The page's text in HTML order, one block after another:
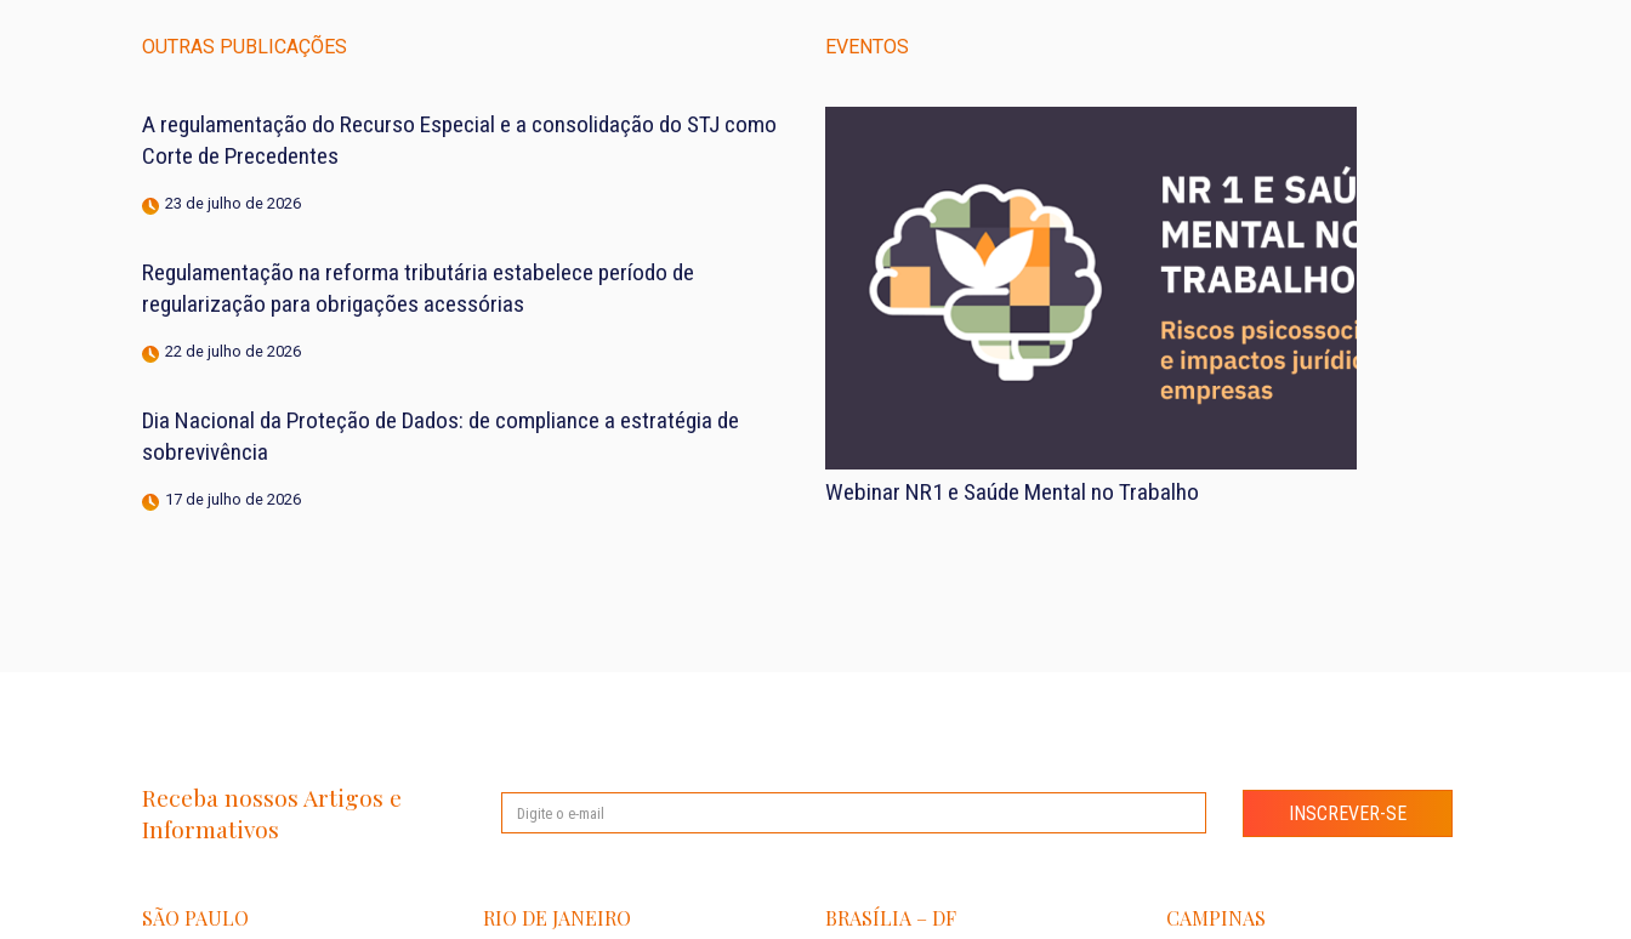
OUTRAS PUBLICAÇÕES
A regulamentação do Recurso Especial e a consolidação do STJ como
Corte de Precedentes
23 de julho de 2026
Regulamentação na reforma tributária estabelece período de
regularização para obrigações acessórias
22 de julho de 2026
Dia Nacional da Proteção de Dados: de compliance a estratégia de
sobrevivência
17 de julho de 2026
EVENTOS
Webinar NR1 e Saúde Mental no Trabalho
Receba nossos Artigos e
Informativos
INSCREVER-SE
SÃO PAULO RIO DE JANEIRO BRASÍLIA – DF CAMPINAS